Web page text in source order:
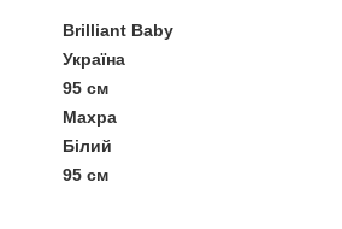
Brilliant Baby
Україна
95 см
Махра
Білий
95 см